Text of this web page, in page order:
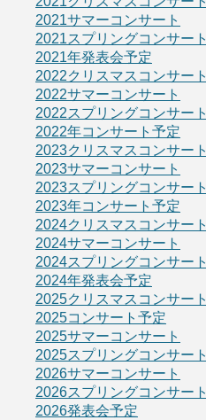
2021サマーコンサート
2021スプリングコンサート
2021年発表会予定
2022クリスマスコンサート
2022サマーコンサート
2022スプリングコンサート
2022年コンサート予定
2023クリスマスコンサート
2023サマーコンサート
2023スプリングコンサート
2023年コンサート予定
2024クリスマスコンサート
2024サマーコンサート
2024スプリングコンサート
2024年発表会予定
2025クリスマスコンサート
2025コンサート予定
2025サマーコンサート
2025スプリングコンサート
2026サマーコンサート
2026スプリングコンサート
2026発表会予定